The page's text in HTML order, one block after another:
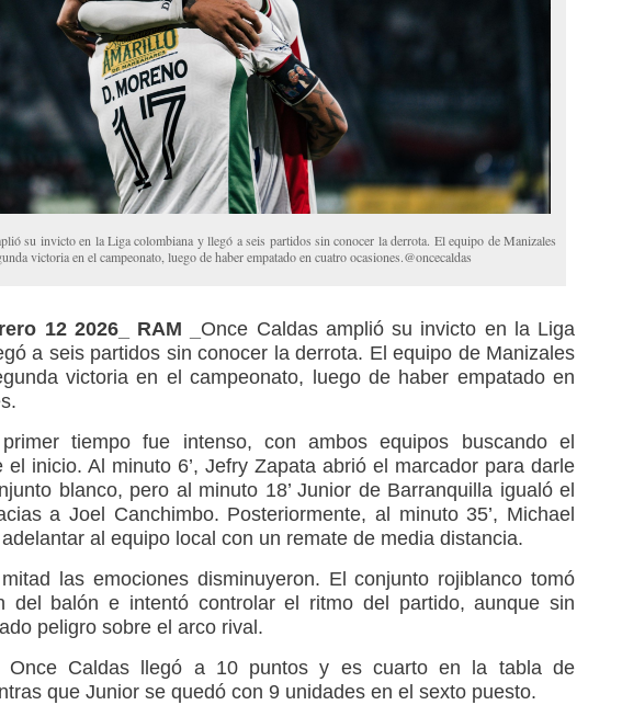
su invicto en la Liga colombiana y llegó a seis partidos sin conocer la derrota. El equipo de Manizales
victoria en el campeonato, luego de haber empatado en cuatro ocasiones.@oncecaldas
12 2026_ RAM _ Once Caldas amplió su invicto en la Liga
a seis partidos sin conocer la derrota. El equipo de Manizales
victoria en el campeonato, luego de haber empatado en
tiempo fue intenso, con ambos equipos buscando el
el inicio. Al minuto 6’, Jefry Zapata abrió el marcador para darle
blanco, pero al minuto 18’ Junior de Barranquilla igualó el
a Joel Canchimbo. Posteriormente, al minuto 35’, Michael
al equipo local con un remate de media distancia.
las emociones disminuyeron. El conjunto rojiblanco tomó
del balón e intentó controlar el ritmo del partido, aunque sin
peligro sobre el arco rival.
Once Caldas llegó a 10 puntos y es cuarto en la tabla de
que Junior se quedó con 9 unidades en el sexto puesto.